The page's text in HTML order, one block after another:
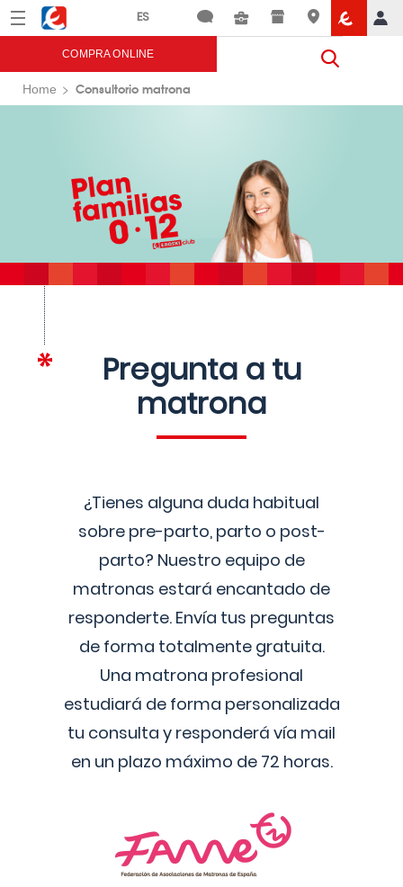
Menú Eroski
COMPRA ONLINE
Home Consultorio matrona
Pregunta a tu
matrona
¿Tienes alguna duda habitual
sobre pre-parto, parto o post-
parto? Nuestro equipo de
matronas estará encantado de
responderte. Envía tus preguntas
de forma totalmente gratuita.
Una matrona profesional
estudiará de forma personalizada
tu consulta y responderá vía mail
en un plazo máximo de 72 horas.